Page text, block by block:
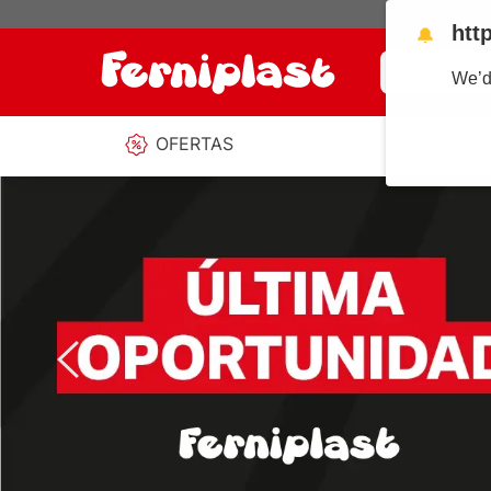
¿Qué estás
OFERTAS
🔔